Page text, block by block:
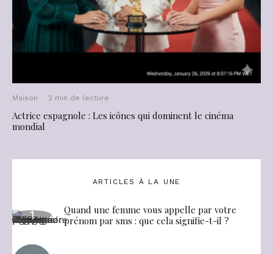
Maison · 2 min de lecture
Actrice espagnole : Les icônes qui dominent le cinéma
mondial
ARTICLES À LA UNE
Quand une femme vous appelle par votre
prénom par sms : que cela signifie-t-il ?